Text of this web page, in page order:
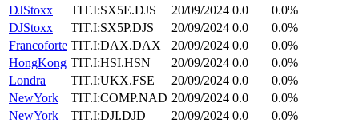
DJStoxx
TIT.I:SX5E.DJS 20/09/2024 0.0
0.0%
DJStoxx
TIT.I:SX5P.DJS 20/09/2024 0.0
0.0%
Francoforte TIT.I:DAX.DAX 20/09/2024 0.0
0.0%
HongKong TIT.I:HSI.HSN 20/09/2024 0.0
0.0%
Londra
TIT.I:UKX.FSE 20/09/2024 0.0
0.0%
NewYork
TIT.I:COMP.NAD 20/09/2024 0.0
0.0%
NewYork
TIT.I:DJI.DJD 20/09/2024 0.0
0.0%